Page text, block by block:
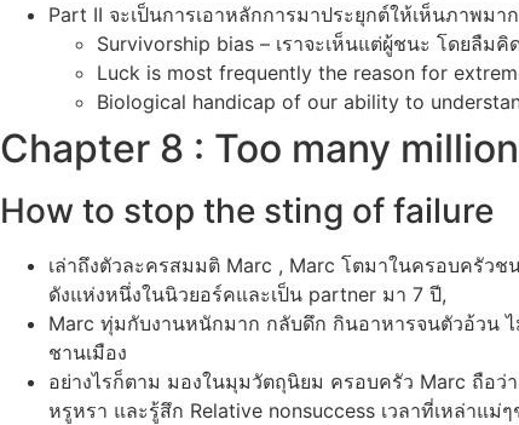
Part II จะเป็นการเอาหลักการมาประยุกต์ให้เห็นภาพม
Survivorship bias – เราจะเห็นแต่ผู้ชนะ โดยลืมคิ
Luck is most frequently the reason for
Biological handicap of our ability to
Chapter 8 : Too many
How to stop the sting of failure
เล่าถึงตัวละครสมมติ Marc , Marc โตมาในครอบครัว
ดังแห่งหนึ่งในนิวยอร์คและเป็น partner มา 7 ปี,
Marc ทุ่มกับงานหนักมาก กลับดึก กินอาหารจนตัวอ้วน
ชานเมือง
อย่างไรก็ตาม มองในมุมวัตถุนิยม ครอบครัว Marc ถือว่
หรูหรา และรู้สึก Relative nonsuccess เวลาที่เหล่าแม่ๆ